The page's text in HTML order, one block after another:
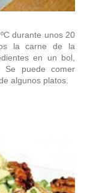
durante unos 20
la carne de la
en un bol,
Se puede comer
algunos platos.